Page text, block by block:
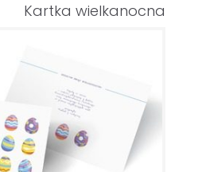
Kartka wielkanocna